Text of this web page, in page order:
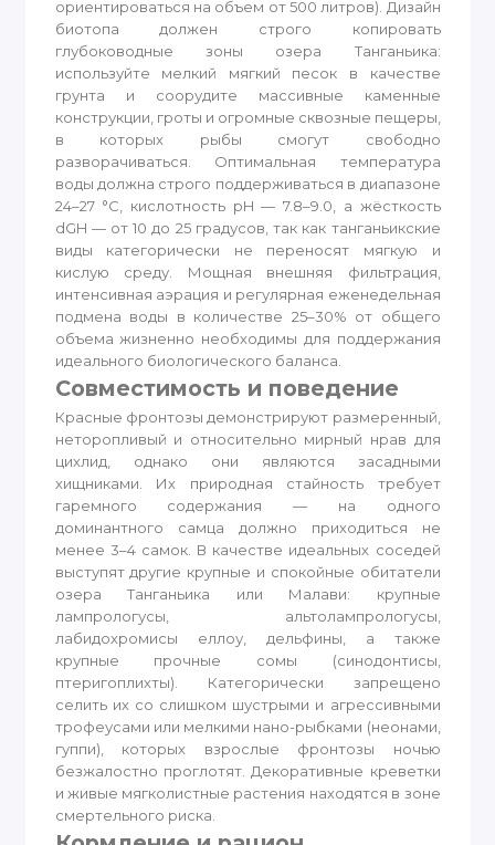
ориентироваться на объем от 500 литров). Дизайн
биотопа должен строго копировать
глубоководные зоны озера Танганьика:
используйте мелкий мягкий песок в качестве
грунта и соорудите массивные каменные
конструкции, гроты и огромные сквозные пещеры,
в которых рыбы смогут свободно
разворачиваться. Оптимальная температура
воды должна строго поддерживаться в диапазоне
24–27 °C, кислотность pH — 7.8–9.0, а жёсткость
dGH — от 10 до 25 градусов, так как танганьикские
виды категорически не переносят мягкую и
кислую среду. Мощная внешняя фильтрация,
интенсивная аэрация и регулярная еженедельная
подмена воды в количестве 25–30% от общего
объема жизненно необходимы для поддержания
идеального биологического баланса.
Совместимость и поведение
Красные фронтозы демонстрируют размеренный,
неторопливый и относительно мирный нрав для
цихлид, однако они являются засадными
хищниками. Их природная стайность требует
гаремного содержания — на одного
доминантного самца должно приходиться не
менее 3–4 самок. В качестве идеальных соседей
выступят другие крупные и спокойные обитатели
озера Танганьика или Малави: крупные
лампрологусы, альтолампрологусы,
лабидохромисы еллоу, дельфины, а также
крупные прочные сомы (синодонтисы,
птеригоплихты). Категорически запрещено
селить их со слишком шустрыми и агрессивными
трофеусами или мелкими нано-рыбками (неонами,
гуппи), которых взрослые фронтозы ночью
безжалостно проглотят. Декоративные креветки
и живые мягколистные растения находятся в зоне
смертельного риска.